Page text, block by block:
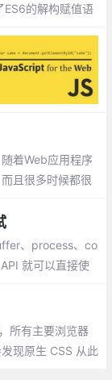
ES6的解构赋值语
着Web应用程序
且很多时候都很
、process、co
就可以直接使
所有主要浏览器
现原生 CSS 从此